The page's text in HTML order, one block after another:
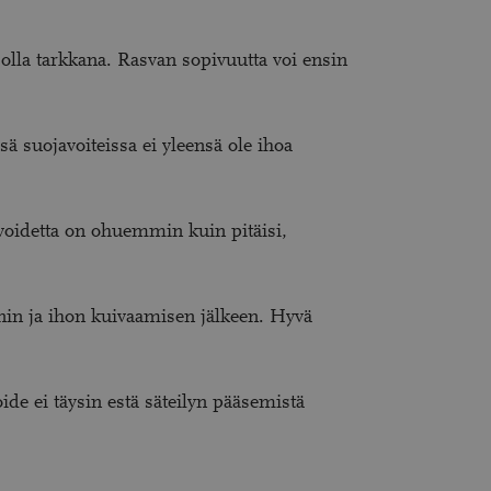
tarkkana. Rasvan sopivuutta voi ensin
suojavoiteissa ei yleensä ole ihoa
on ohuemmin kuin pitäisi,
ja ihon kuivaamisen jälkeen. Hyvä
ei täysin estä säteilyn pääsemistä